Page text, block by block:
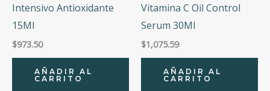
Intensivo Antioxidante
15Ml
$973.50
AÑADIR AL
CARRITO
Vitamina C Oil Control
Serum 30Ml
$1,075.59
AÑADIR AL
CARRITO